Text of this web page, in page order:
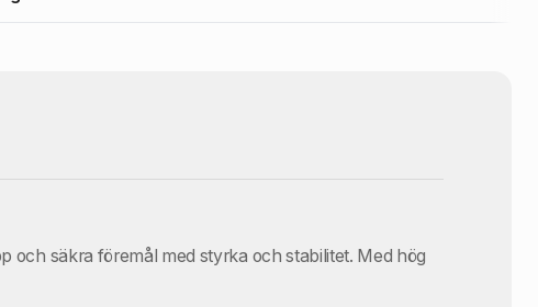
och säkra föremål med styrka och stabilitet. Med hög